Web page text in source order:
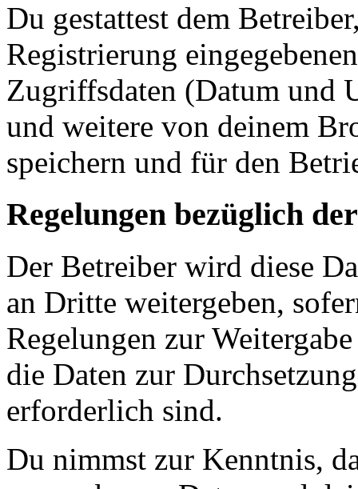
Du gestattest dem
Registrierung
Zugriffsdaten (Datum und
und weitere von deinem
speichern und für den
Regelungen bezüglich
Der Betreiber wird diese
an Dritte weitergeben,
Regelungen zur
die Daten zur
erforderlich sind.
Du nimmst zur Kenntnis,